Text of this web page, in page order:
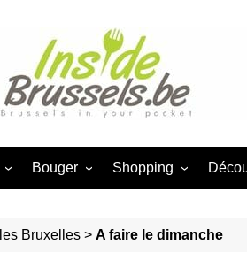
Bouger Shopping
💻 Geek
🚶
Bruxelles > A faire le dimanche